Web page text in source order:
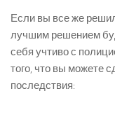
Если вы все же
лучшим решением
себя учтиво с
того, что вы можете
последствия: